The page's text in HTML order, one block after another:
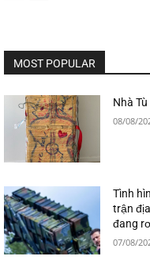
MOST POPULAR
Nhà
08/08/
Tình
trận
đang
07/08/